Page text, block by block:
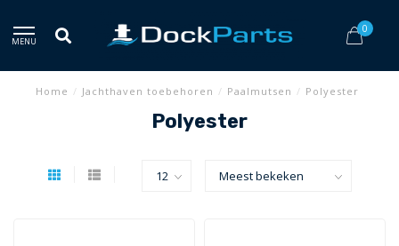
MENU
0
Home / Jachthaven toebehoren / Paalmutsen / Polyester
Polyester